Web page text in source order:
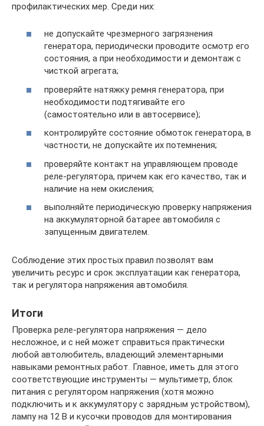
профилактических мер. Среди них:
не допускайте чрезмерного загрязнения
генератора, периодически проводите осмотр его
состояния, а при необходимости и демонтаж с
чисткой агрегата;
проверяйте натяжку ремня генератора, при
необходимости подтягивайте его
(самостоятельно или в автосервисе);
контролируйте состояние обмоток генератора, в
частности, не допускайте их потемнения;
проверяйте контакт на управляющем проводе
реле-регулятора, причем как его качество, так и
наличие на нем окисления;
выполняйте периодическую проверку напряжения
на аккумуляторной батарее автомобиля с
запущенным двигателем.
Соблюдение этих простых правил позволят вам
увеличить ресурс и срок эксплуатации как генератора,
так и регулятора напряжения автомобиля.
Итоги
Проверка реле-регулятора напряжения — дело
несложное, и с ней может справиться практически
любой автолюбитель, владеющий элементарными
навыками ремонтных работ. Главное, иметь для этого
соответствующие инструменты — мультиметр, блок
питания с регулятором напряжения (хотя можно
подключить и к аккумулятору с зарядным устройством),
лампу на 12 В и кусочки проводов для монтирования